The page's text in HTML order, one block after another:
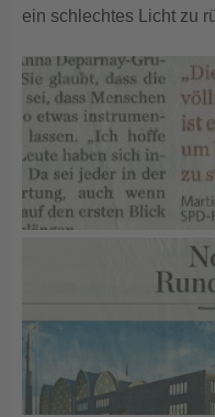
ein schlechtes Licht zu